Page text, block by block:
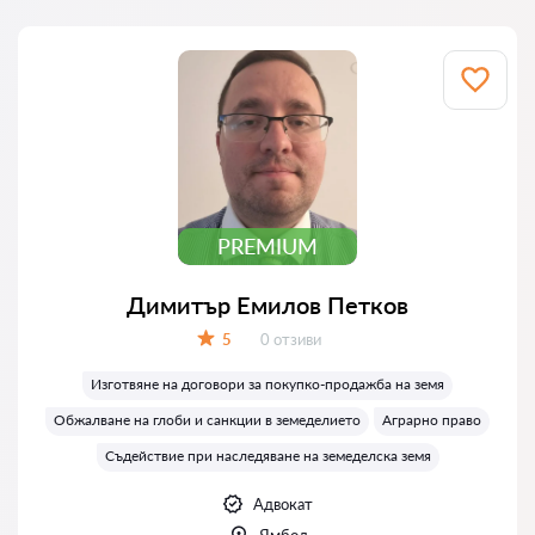
PREMIUM
Димитър Емилов Петков
5 Отзиви:
0 отзиви
Изготвяне на договори за покупко-продажба на земя
Обжалване на глоби и санкции в земеделието
Аграрно право
Съдействие при наследяване на земеделска земя
Адвокат